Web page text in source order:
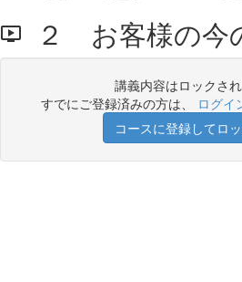
２ お客様の今
講義内容はロックさ
すでにご登録済みの方は、 ログイ
コースに登録してロ